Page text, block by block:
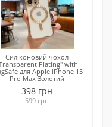
Силіконовий чохол
Plating" with
для Apple iPhone 15
Pro Max Золотий
398 грн
599 грн